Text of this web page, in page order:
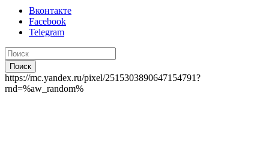
Вконтакте
Facebook
Telegram
Поиск
https://mc.yandex.ru/pixel/2515303890647154791?
rnd=%aw_random%